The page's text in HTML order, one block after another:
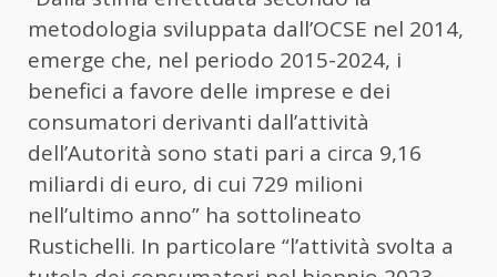
metodologia sviluppata dall’OCSE nel 2014,
emerge che, nel periodo 2015-2024, i
benefici a favore delle imprese e dei
consumatori derivanti dall’attività
dell’Autorità sono stati pari a circa 9,16
miliardi di euro, di cui 729 milioni
nell’ultimo anno” ha sottolineato
Rustichelli. In particolare “l’attività svolta a